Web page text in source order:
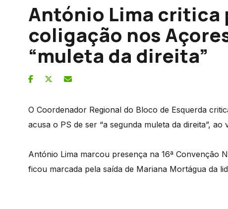
António Lima critica
coligação nos
“muleta da direita”
O Coordenador Regional do Bloco de Esquerda
acusa o PS de ser “a segunda muleta da direita”,
António Lima marcou presença na 16ª Convenção
ficou marcada pela saída de Mariana Mortágua da